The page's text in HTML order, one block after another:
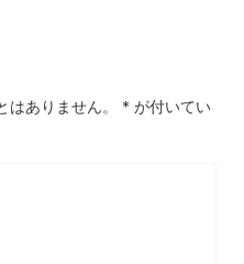
ありません。 * が付いてい